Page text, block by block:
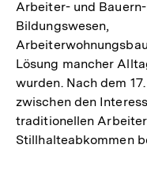
Arbeiter- und
Bildungswesen,
Lösung mancher
wurden. Nach dem
zwischen den
traditionellen
Stillhalteabkommen